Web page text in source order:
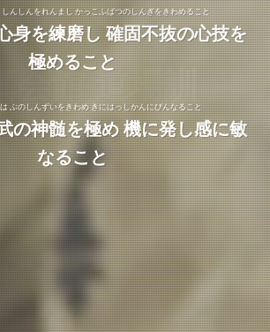
しゅぎょうをからてのみちにつうじ きょくしんのみちをまっとうする
こと
涯の修行を空手の道に通じ 極
道を全うすること
会館 道場訓
んしんをれんまし かっこふばつのしんぎをきわめること
身を練磨し 確固不抜の心技を
極めること
ぶのしんずいをきわめ きにはっしかんにびんなること
の神髄を極め 機に発し感に敏
なること
つじつごうけんをもって じこのせいしんをかんようすること
実剛健を以って 克己の精神を
涵養すること
をおもんじ ちょうじょうをけいしそぼうのふるまいをつつしむこと
節を重んじ 長上を敬し粗暴の
振舞いを慎むこと
んぶつをとうとび けんじょうのびとくをわすれざること
仏を尊び 謙譲の美徳を忘れざ
ること
たいりょくとをこうじょうさせ ことにのぞんであやまたざること
性と体力とを向上させ 事に臨
んで過たざること
しゅぎょうをからてのみちにつうじ きょくしんのみちをまっとうする
こと
涯の修行を空手の道に通じ 極
道を全うすること
会館 道場訓